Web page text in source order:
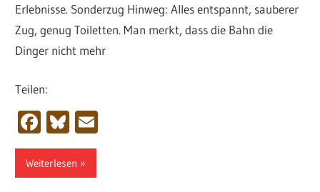
Erlebnisse. Sonderzug Hinweg: Alles entspannt, sauberer
Zug, genug Toiletten. Man merkt, dass die Bahn die
Dinger nicht mehr
Teilen:
Facebook
Bluesky
Weiterlesen